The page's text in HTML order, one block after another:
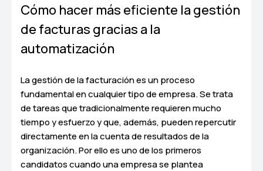
Cómo hacer más eficiente la gestión
de facturas gracias a la
automatización
La gestión de la facturación es un proceso
fundamental en cualquier tipo de empresa. Se trata
de tareas que tradicionalmente requieren mucho
tiempo y esfuerzo y que, además, pueden repercutir
directamente en la cuenta de resultados de la
organización. Por ello es uno de los primeros
candidatos cuando una empresa se plantea